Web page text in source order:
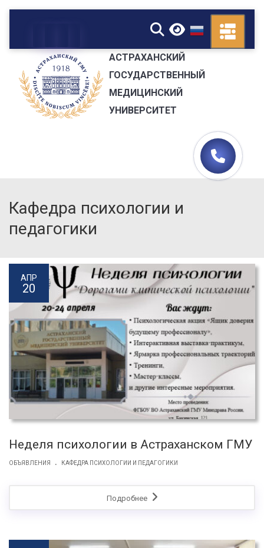
▼
АСТРАХАНСКИЙ
ГОСУДАРСТВЕННЫЙ
МЕДИЦИНСКИЙ
УНИВЕРСИТЕТ
Кафедра психологии и
педагогики
АПР
20
Неделя психологии в Астраханском ГМУ
ОБЪЯВЛЕНИЯ . КАФЕДРА ПСИХОЛОГИИ И ПЕДАГОГИКИ
Подробнее